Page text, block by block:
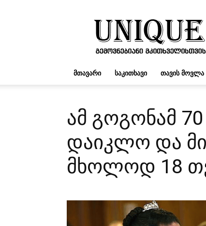
UNIQUE.GE
ᲛᲗᲐᲕᲐᲠᲘ ᲡᲐᲙᲘᲗᲮᲐᲕᲘ ᲗᲐᲕᲘᲡ ᲛᲝᲕᲚᲐ
ამ გოგონამ
დაიკლო და
მხოლოდ 18